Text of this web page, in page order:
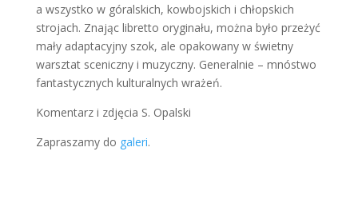
a wszystko w góralskich, kowbojskich i chłopskich
strojach. Znając libretto oryginału, można było przeżyć
mały adaptacyjny szok, ale opakowany w świetny
warsztat sceniczny i muzyczny. Generalnie – mnóstwo
fantastycznych kulturalnych wrażeń.
Komentarz i zdjęcia S. Opalski
Zapraszamy do galeri.